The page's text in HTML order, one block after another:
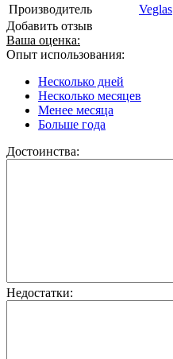
Производитель
Veglas
Добавить отзыв
Ваша оценка:
Опыт использования:
Несколько дней
Несколько месяцев
Менее месяца
Больше года
Достоинства:
Недостатки: